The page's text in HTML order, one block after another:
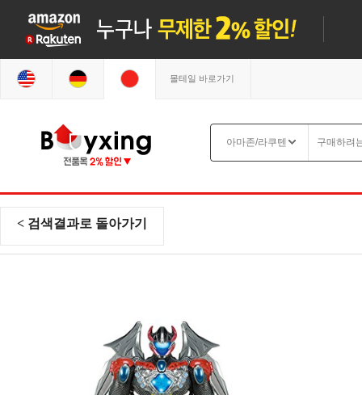
몰테일 바로가기
< 검색결과로 돌아가기